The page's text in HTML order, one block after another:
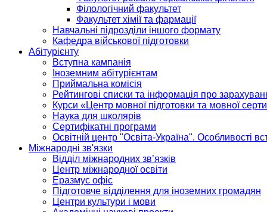
Філологічний факультет
Факультет хімії та фармації
Навчальні підрозділи іншого формату
Кафедра військової підготовки
Абітурієнту
Вступна кампанія
Іноземним абітурієнтам
Приймальна комісія
Рейтингові списки та інформація про
Курси «Центр мовної підготовки та мовної
Наука для школярів
Сертифікатні програми
Освітній центр "Освіта-Україна". Особливості
Міжнародні зв'язки
Відділ міжнародних зв’язків
Центр міжнародної освіти
Еразмус офіс
Підготовче відділення для іноземних громадян
Центри культури і мови